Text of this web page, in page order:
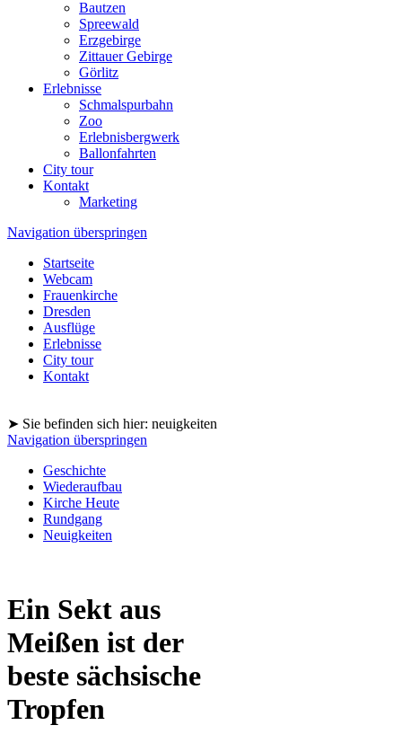
Bautzen
Spreewald
Erzgebirge
Zittauer Gebirge
Görlitz
Erlebnisse
Schmalspurbahn
Zoo
Erlebnisbergwerk
Ballonfahrten
City tour
Kontakt
Marketing
Navigation überspringen
Startseite
Webcam
Frauenkirche
Dresden
Ausflüge
Erlebnisse
City tour
Kontakt
➤ Sie befinden sich hier: neuigkeiten
Navigation überspringen
Geschichte
Wiederaufbau
Kirche Heute
Rundgang
Neuigkeiten
Ein Sekt aus
Meißen ist der
beste sächsische
Tropfen